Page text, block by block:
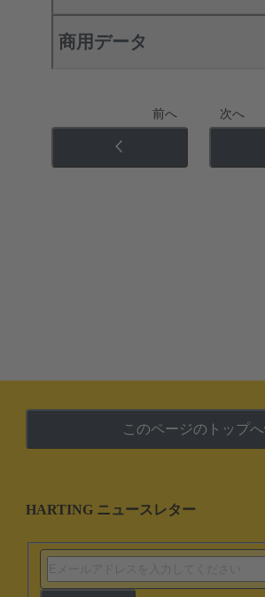
商用データ
前へ 次へ
このページのトップへ
HARTING ニュースレター